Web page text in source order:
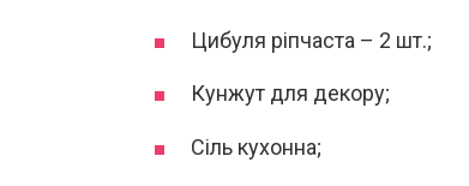
Цибуля ріпчаста – 2 шт.;
Кунжут для декору;
Сіль кухонна;